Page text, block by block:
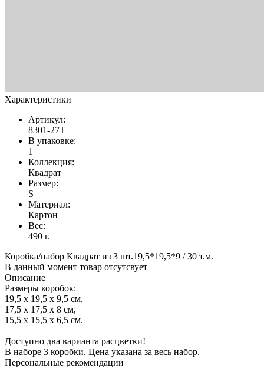
Характеристики
Артикул:
8301-27T
В упаковке:
1
Коллекция:
Квадрат
Размер:
S
Материал:
Картон
Вес:
490 г.
Коробка/набор Квадрат из 3 шт.19,5*19,5*9 / 30 т.м.
В данный момент товар отсутсвует
Описание
Размеры коробок:
19,5 х 19,5 х 9,5 см,
17,5 х 17,5 х 8 см,
15,5 х 15,5 х 6,5 см.
Доступно два варианта расцветки!
В наборе 3 коробки. Цена указана за весь набор.
Персональные рекомендации